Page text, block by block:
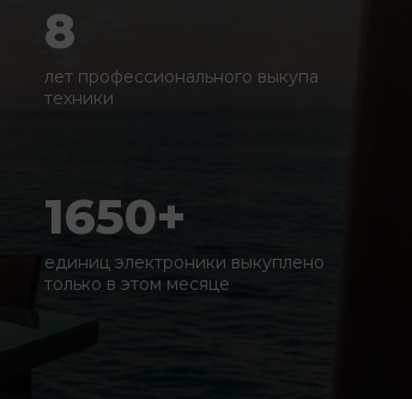
8
лет профессионального выкупа
техники
1650+
единиц электроники выкуплено
только в этом месяце